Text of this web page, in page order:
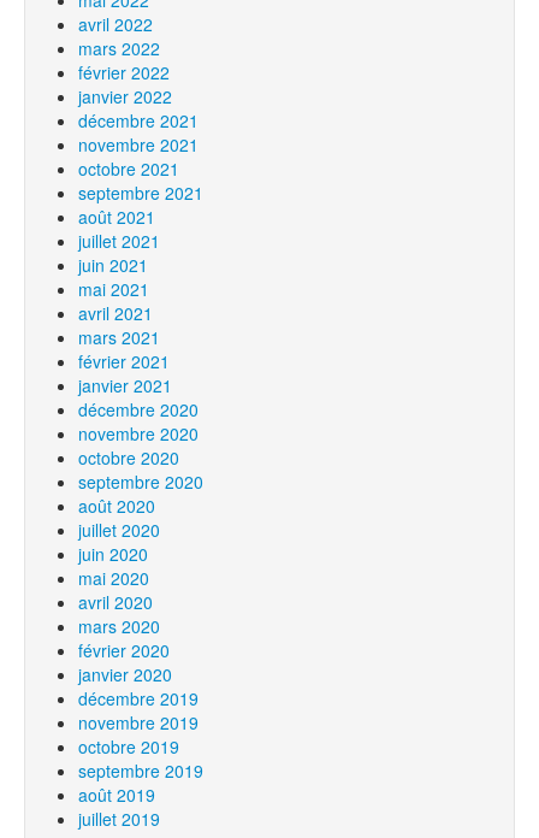
avril 2022
mars 2022
février 2022
janvier 2022
décembre 2021
novembre 2021
octobre 2021
septembre 2021
août 2021
juillet 2021
juin 2021
mai 2021
avril 2021
mars 2021
février 2021
janvier 2021
décembre 2020
novembre 2020
octobre 2020
septembre 2020
août 2020
juillet 2020
juin 2020
mai 2020
avril 2020
mars 2020
février 2020
janvier 2020
décembre 2019
novembre 2019
octobre 2019
septembre 2019
août 2019
juillet 2019